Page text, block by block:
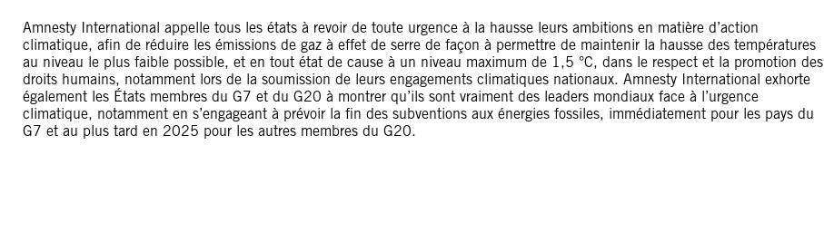
Amnesty International appelle tous les états à revoir de toute urgence à la hausse leurs ambitions en matière d’action
climatique, afin de réduire les émissions de gaz à effet de serre de façon à permettre de maintenir la hausse des températures
au niveau le plus faible possible, et en tout état de cause à un niveau maximum de 1,5 °C, dans le respect et la promotion des
droits humains, notamment lors de la soumission de leurs engagements climatiques nationaux. Amnesty International exhorte
également les États membres du G7 et du G20 à montrer qu’ils sont vraiment des leaders mondiaux face à l’urgence
climatique, notamment en s’engageant à prévoir la fin des subventions aux énergies fossiles, immédiatement pour les pays du
G7 et au plus tard en 2025 pour les autres membres du G20.